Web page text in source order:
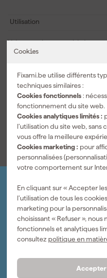
Cookies
Fixami.be utilise différents
techniques similaires :
Cookies fonctionnels :
fonctionnement du site web.
Cookies analytiques limités :
l’utilisation du site web, sans
vous offre la meilleure
Cookies marketing : pour
personnalisées
votre comportement sur
En cliquant sur « Accepter
l’utilisation de tous les
marketing pour la
choisissant « Refuser »,
fonctionnels et analytiques
consultez politique en
Accepter
Utilisation
Voir toutes les caractéristiques
Fiche
Fiche
Organisez-le vous-
Connectez-vous et
factures.
Bulletin
Abonnez-vous à la
Nous sommes heureux